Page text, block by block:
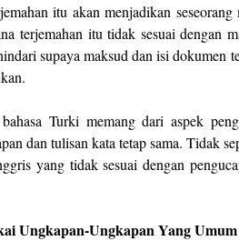
itu akan menjadikan
terjemahan itu tidak sesuai dengan
supaya maksud dan isi dokumen
Turki memang dari aspek
dan tulisan kata tetap sama. Tidak
yang tidak sesuai dengan
Ungkapan-Ungkapan Yang